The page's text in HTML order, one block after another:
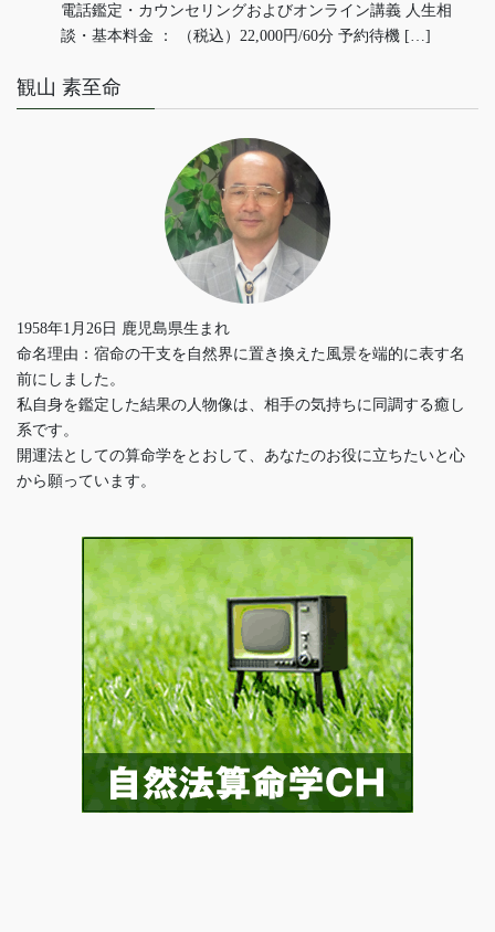
電話鑑定・カウンセリングおよびオンライン講義 人生相
談・基本料金 ： （税込）22,000円/60分 予約待機 […]
観山 素至命
1958年1月26日 鹿児島県生まれ
命名理由：宿命の干支を自然界に置き換えた風景を端的に表す名
前にしました。
私自身を鑑定した結果の人物像は、相手の気持ちに同調する癒し
系です。
開運法としての算命学をとおして、あなたのお役に立ちたいと心
から願っています。